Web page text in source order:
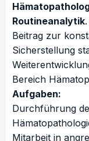
Routineanalytik
Beitrag zur
Sicherstellung
Bereich
Aufgaben:
Durchführung
Mitarbeit in